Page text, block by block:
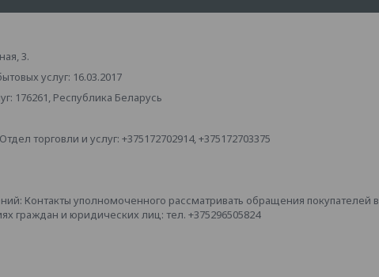
3.
услуг: 16.03.2017
176261, Республика Беларусь
торговли и услуг: +375172702914, +375172703375
Контакты уполномоченного рассматривать обращения покупателей в
граждан и юридических лиц: тел. +375296505824